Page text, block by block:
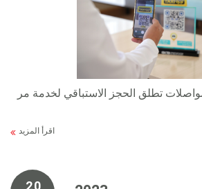
تطلق الحجز الاستباقي لخدمة مر
اقرأ المزيد
2 0